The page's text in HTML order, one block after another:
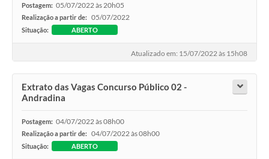
Postagem: 05/07/2022 às 20h05
Realização a partir de: 05/07/2022
Situação: ABERTO
Atualizado em: 15/07/2022 às 15h08
Extrato das Vagas Concurso Público 02 -
Andradina
Postagem: 04/07/2022 às 08h00
Realização a partir de: 04/07/2022 às 08h00
Situação: ABERTO